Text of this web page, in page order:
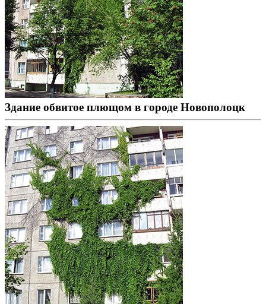
Здание обвитое плющом в городе Новополоцк